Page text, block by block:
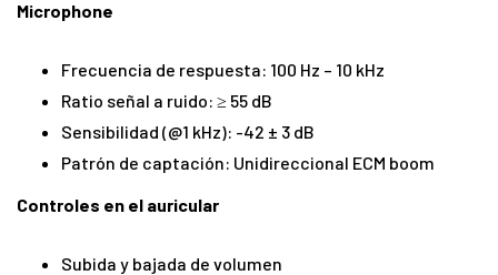
Microphone
Frecuencia de respuesta: 100 Hz – 10 kHz
Ratio señal a ruido: ≥ 55 dB
Sensibilidad (@1 kHz): -42 ± 3 dB
Patrón de captación: Unidireccional ECM boom
Controles en el auricular
Subida y bajada de volumen